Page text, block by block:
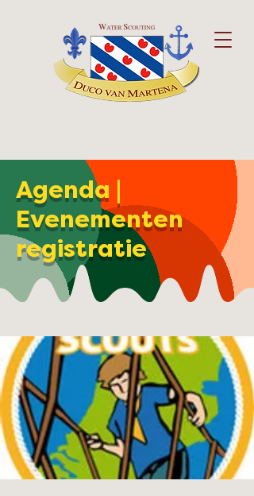
Agenda |
Evenementen
registratie